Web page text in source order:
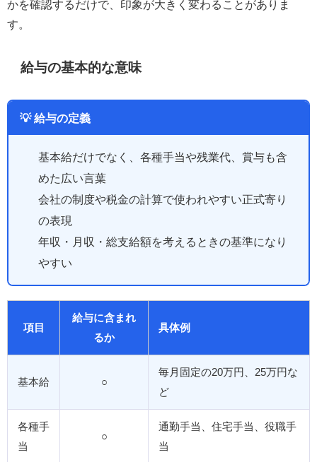
かを確認するだけで、印象が大きく変わることがありま
す。
給与の基本的な意味
💡 給与の定義
基本給だけでなく、各種手当や残業代、賞与も含
めた広い言葉
会社の制度や税金の計算で使われやすい正式寄り
の表現
年収・月収・総支給額を考えるときの基準になり
やすい
項目
給与に含まれ
るか
具体例
基本給 ○
毎月固定の20万円、25万円な
ど
各種手
当
○
通勤手当、住宅手当、役職手
当